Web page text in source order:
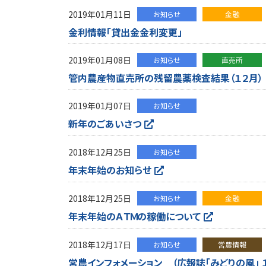
2019年01月11日 お知らせ 金融
金利情報「貸出金金利変更」
2019年01月08日 お知らせ 直売所
管内農産物直売所の残留農薬検査結果（１２月）
2019年01月07日 お知らせ
新年のごあいさつ
2018年12月25日 お知らせ
年末年始のお知らせ
2018年12月25日 お知らせ 金融
年末年始のＡＴＭの稼働について
2018年12月17日 お知らせ 営農情報
営農インフォメーション （広報誌「みどりの風」